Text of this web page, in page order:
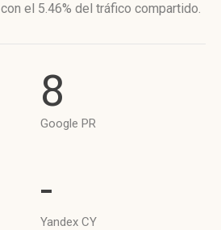
con el 5.46% del tráfico compartido.
8
Google PR
-
Yandex CY